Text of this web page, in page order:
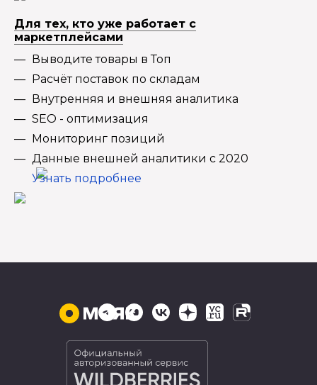
Для тех, кто уже работает с
маркетплейсами
Выводите товары в Топ
Расчёт поставок по складам
Внутренняя и внешняя аналитика
SEO - оптимизация
Мониторинг позиций
Данные внешней аналитики с 2020
Узнать подробнее